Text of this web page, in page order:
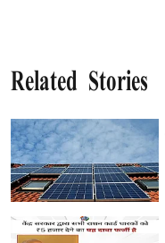
Related Stories